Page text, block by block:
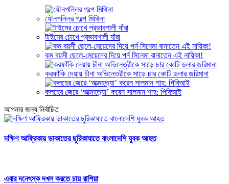
যৌনপল্লির গল্পে মিথিলা
টাইমের চোখে প্রভাবশালী যাঁরা
কম বয়সী ছেলে-মেয়েদের দিয়ে পর্ন সিনেমা বানাতেন এই নায়িকা!
করফাঁকি দেয়ায় চীনা অভিনেত্রীকে সাড়ে চার কোটি ডলার জরিমানা
কলহের জেরে ‘আত্মহত্যা’ করেন সালমান শাহ: পিবিআই
আপনার জন্য নির্বাচিত
দক্ষিণ আফ্রিকায় ডাকাতের ছুরিকাঘাতে বাংলাদেশি যুবক আহত
এবার দনেৎস্ক দখল করতে চায় রাশিয়া